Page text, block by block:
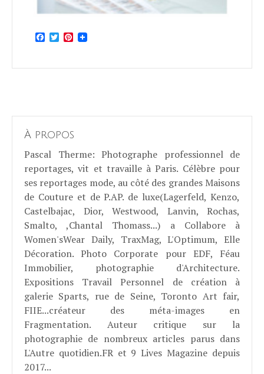
Facebook
TwitterPinterest
À propos
Pascal Therme: Photographe professionnel de
reportages, vit et travaille à Paris. Célèbre pour
ses reportages mode, au côté des grandes Maisons
de Couture et de P.AP. de luxe(Lagerfeld, Kenzo,
Castelbajac, Dior, Westwood, Lanvin, Rochas,
Smalto, ,Chantal Thomass...) a Collabore à
Women'sWear Daily, TraxMag, L'Optimum, Elle
Décoration. Photo Corporate pour EDF, Féau
Immobilier, photographie d'Architecture.
Expositions Travail Personnel de création à
galerie Sparts, rue de Seine, Toronto Art fair,
FIIE...créateur des méta-images en
Fragmentation. Auteur critique sur la
photographie de nombreux articles parus dans
L'Autre quotidien.FR et 9 Lives Magazine depuis
2017...